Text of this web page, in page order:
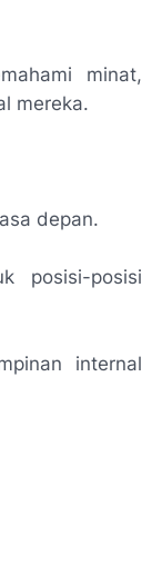
minat,
mereka.
depan.
posisi-posisi
internal